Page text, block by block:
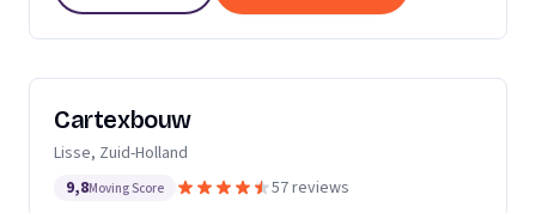
Cartexbouw
Lisse, Zuid-Holland
9,8Moving Score 57 reviews